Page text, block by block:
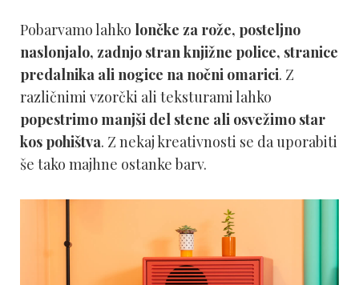
Pobarvamo lahko lončke za rože, posteljno
naslonjalo, zadnjo stran knjižne police, stranice
predalnika ali nogice na nočni omarici. Z
različnimi vzorčki ali teksturami lahko
popestrimo manjši del stene ali osvežimo star
kos pohištva. Z nekaj kreativnosti se da uporabiti
še tako majhne ostanke barv.